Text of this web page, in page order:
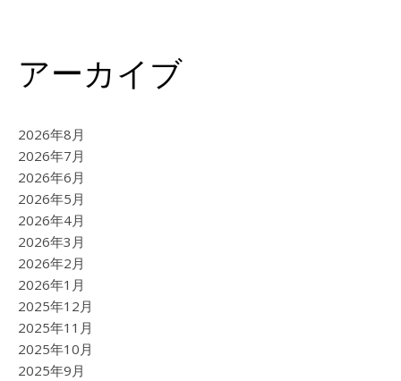
アーカイブ
2026年8月
2026年7月
2026年6月
2026年5月
2026年4月
2026年3月
2026年2月
2026年1月
2025年12月
2025年11月
2025年10月
2025年9月